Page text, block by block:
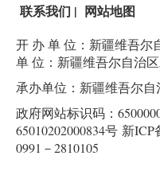
联系我们 | 网站地图
开 办 单 位：新疆维吾尔
单 位：新疆维吾尔自治
承办单位：新疆维吾尔
政府网站标识码：
65010202000834号 新ICP
0991－2810105